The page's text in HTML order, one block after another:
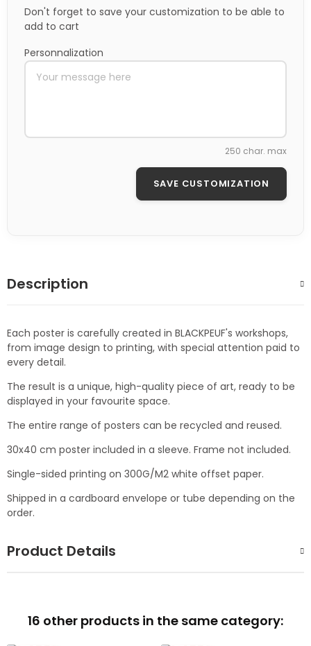
Don't forget to save your customization to be able to
add to cart
Personnalization
250 char. max
SAVE CUSTOMIZATION
Description
Each poster is carefully created in BLACKPEUF's workshops,
from image design to printing, with special attention paid to
every detail.
The result is a unique, high-quality piece of art, ready to be
displayed in your favourite space.
The entire range of posters can be recycled and reused.
30x40 cm poster included in a sleeve. Frame not included.
Single-sided printing on 300G/M2 white offset paper.
Shipped in a cardboard envelope or tube depending on the
order.
Product Details
16 other products in the same category: